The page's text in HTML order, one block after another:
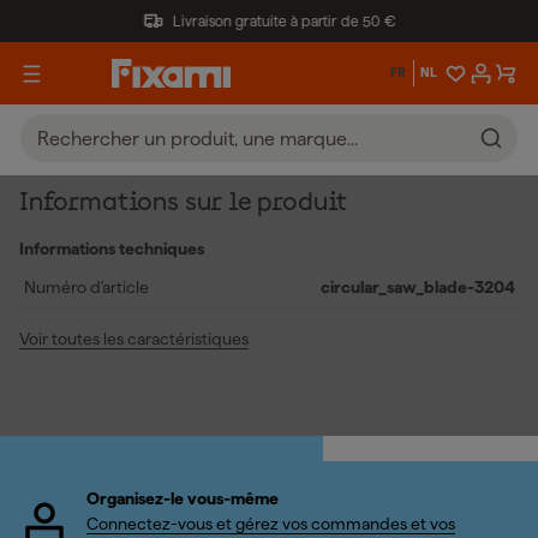
Livraison gratuite à partir de 50 €
FR NL
Informations sur le produit
Informations techniques
Numéro d'article
circular_saw_blade-3204
Voir toutes les caractéristiques
Organisez-le vous-même
Connectez-vous et gérez vos commandes et vos